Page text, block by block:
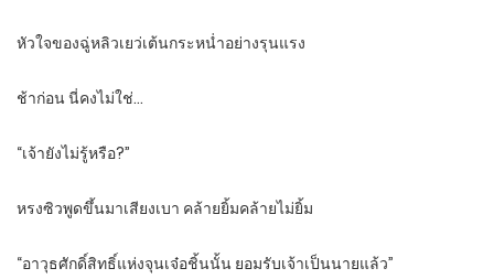
หัวใจของฉู่หลิวเยว่เต้นกระหน่ำอย่างรุนแรง
ช้าก่อน นี่คงไม่ใช่…
“เจ้ายังไม่รู้หรือ?”
หรงซิวพูดขึ้นมาเสียงเบา คล้ายยิ้มคล้ายไม่ยิ้ม
“อาวุธศักดิ์สิทธิ์แห่งจุนเจ๋อชิ้นนั้น ยอมรับเจ้าเป็นนายแล้ว”